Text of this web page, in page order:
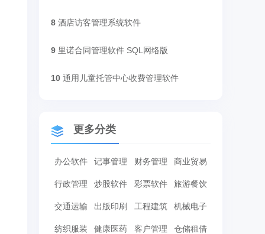
8 酒店访客管理系统软件
9 里诺合同管理软件 SQL网络版
10 通用儿童托管中心收费管理软件
更多分类
办公软件 记事管理 财务管理 商业贸易
行政管理 炒股软件 彩票软件 旅游餐饮
交通运输 出版印刷 工程建筑 机械电子
纺织服装 健康医药 客户管理 仓储租借